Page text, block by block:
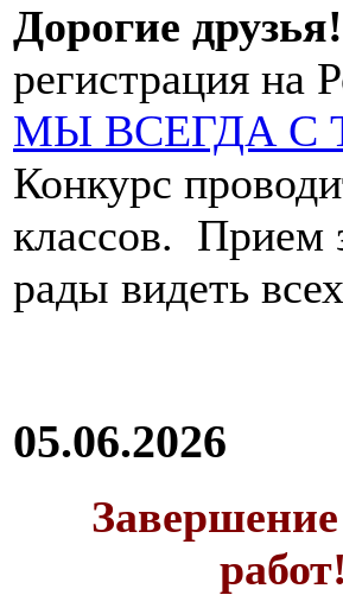
Дорогие друзья!
регистрация на
МЫ ВСЕГДА С
Конкурс
классов. Прием
рады видеть
05.06.2026
работ!